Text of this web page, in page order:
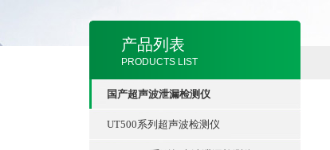
产品列表
PRODUCTS LIST
国产超声波泄漏检测仪
UT500系列超声波检测仪